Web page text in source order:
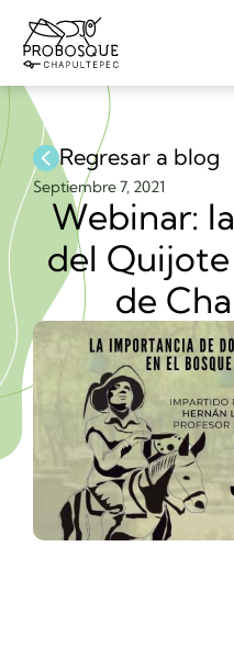
Regresar a blog
Septiembre 7, 2021
Webinar:
del
de